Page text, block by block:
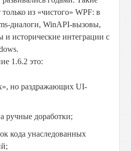
из «чистого» WPF: в
диалоги, WinAPI-вызовы,
и исторические интеграции с
1.6.2 это:
но раздражающих UI-
ручные доработки;
кода унаследованных